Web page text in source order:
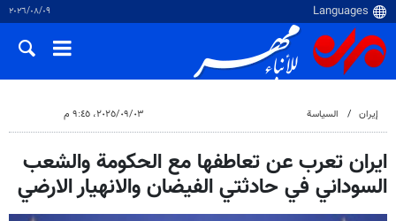
٠٩‏/٠٨‏/٢٠٢٦
إيران السياسة ٠٣‏/٠٩‏/٢٠٢٥، ٩:٤٥ م
ايران تعرب عن تعاطفها مع الحكومة والشعب
السوداني في حادثتي الفيضان والانهيار الارضي